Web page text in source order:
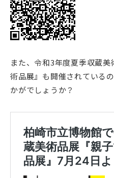
また、令和3年度夏季収蔵
術品展』も開催されている
かがでしょうか？